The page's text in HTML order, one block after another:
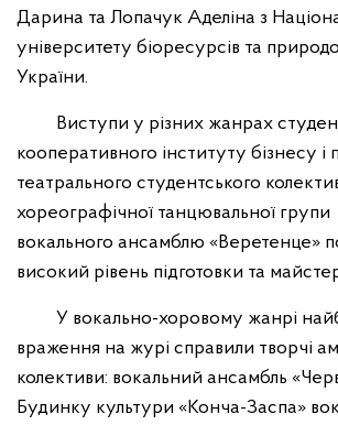
Дарина та Лопачук Аделіна з
університету біоресурсів та
України.
Виступи у різних жанрах
кооперативного інституту бізнесу і
театрального студентського
хореографічної танцювальної
вокального ансамблю «Веретенце»
високий рівень підготовки та
У вокально-хоровому жанрі
враження на журі справили творчі
колективи: вокальний ансамбль
Будинку культури «Конча-Заспа»